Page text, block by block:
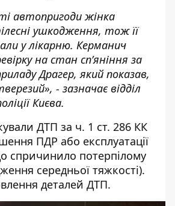
автопригоди жінка
ушкодження, тож її
у лікарню. Керманич
на стан сп’яніння за
Драгер, який показав,
- зазначає відділ
Києва.
ДТП за ч. 1 ст. 286 КК
ПДР або експлуатації
спричинило потерпілому
середньої тяжкості).
деталей ДТП.